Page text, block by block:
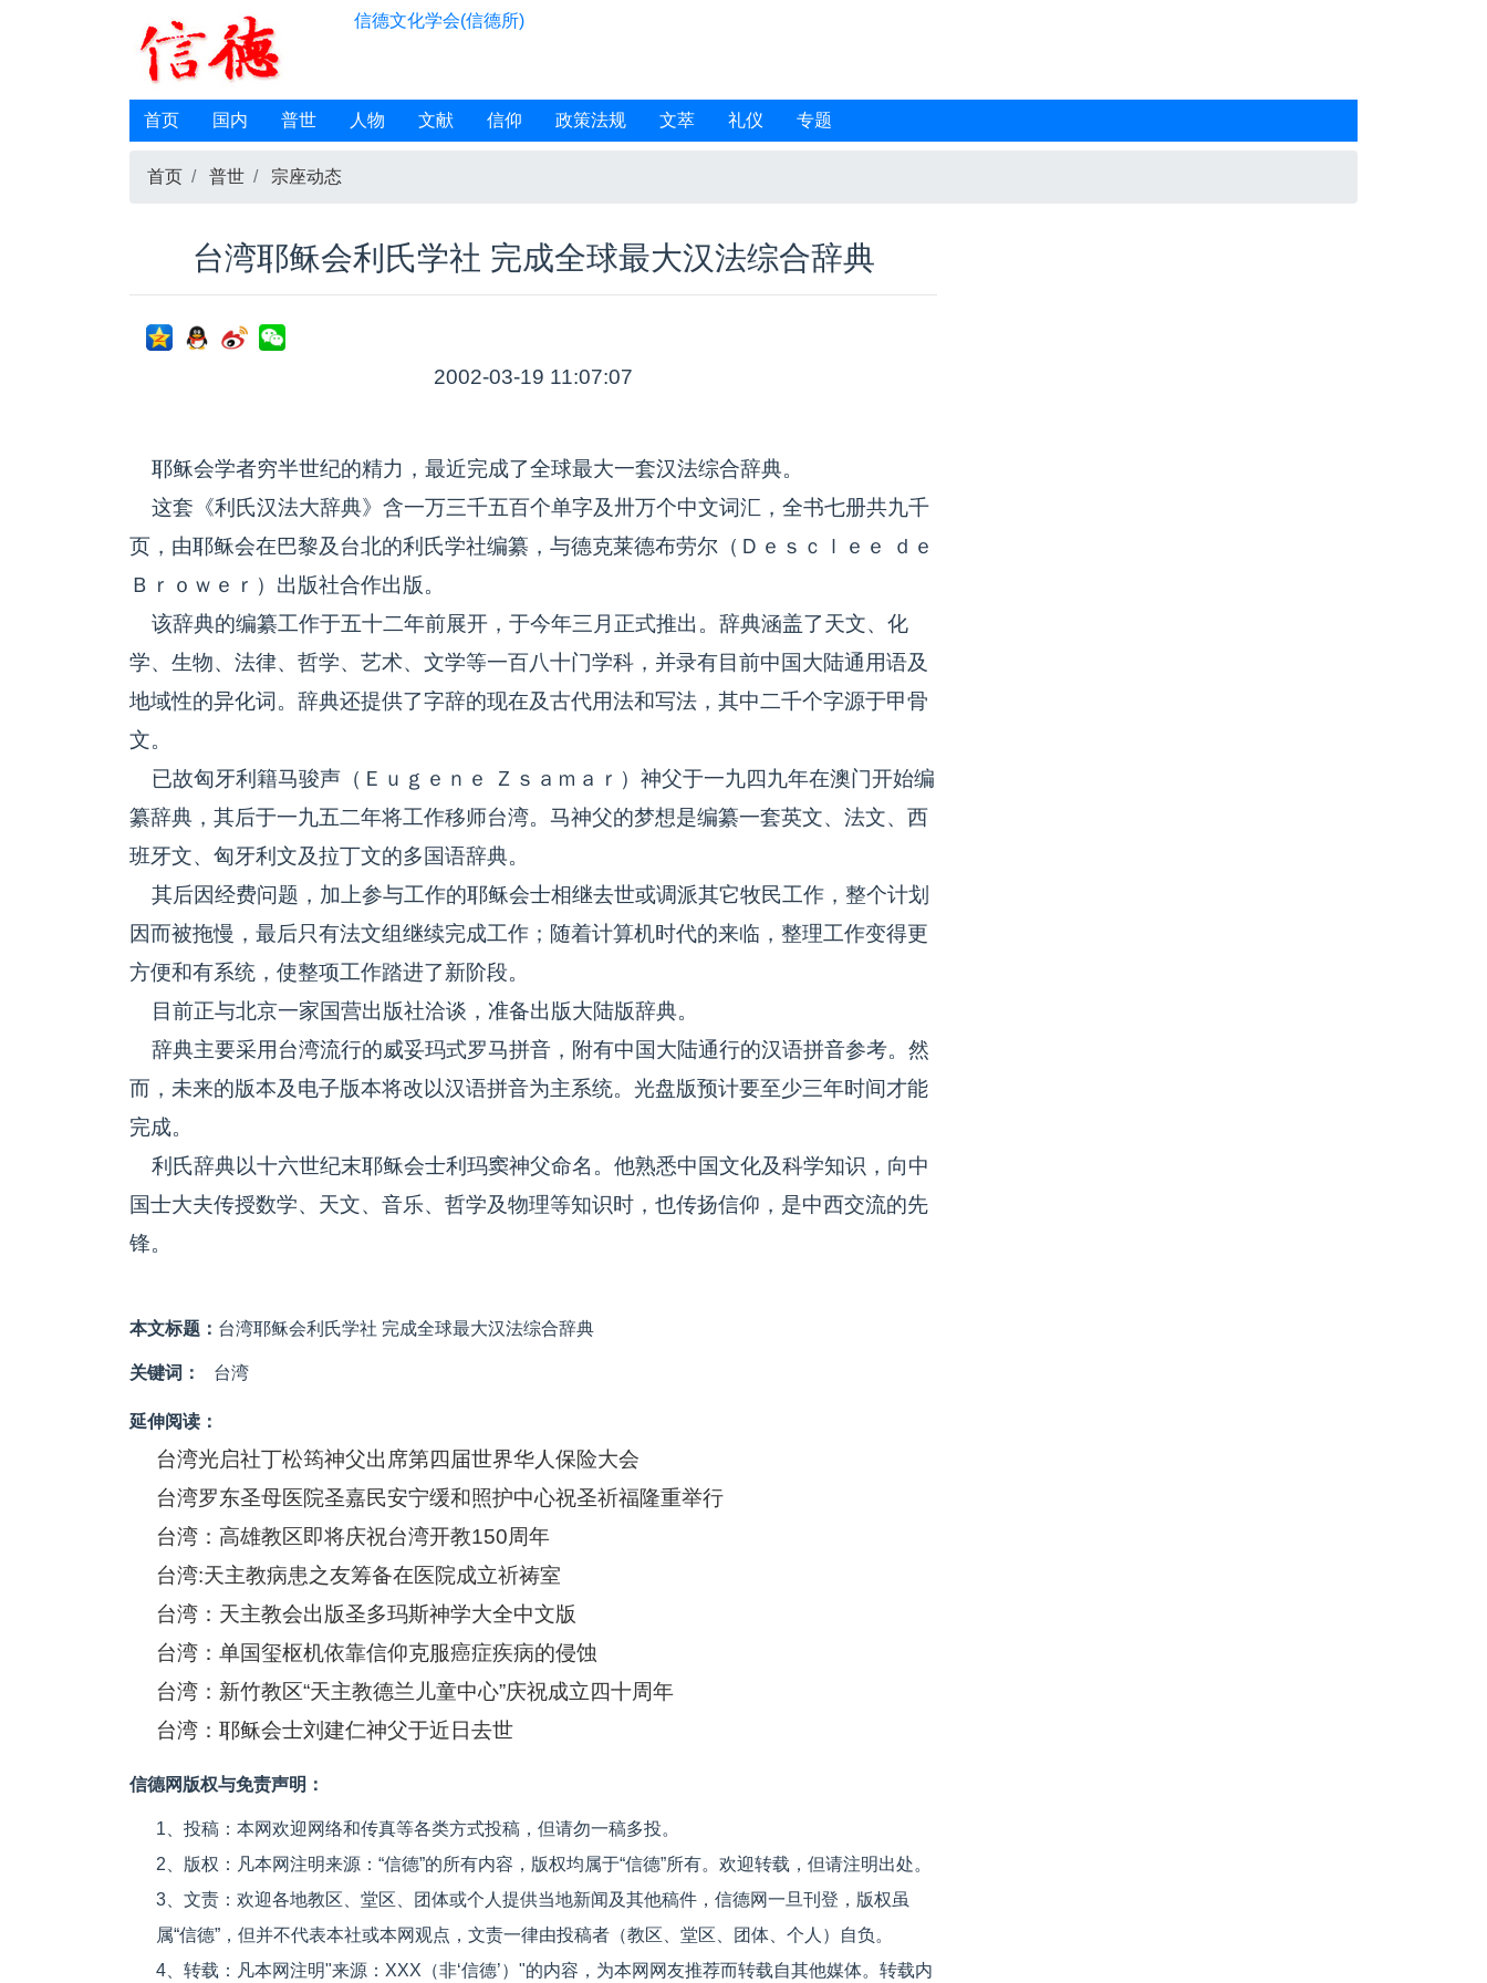
信德文化学会(信德所)
首页 国内 普世 人物 文献 信仰 政策法规 文萃 礼仪 专题
首页 普世 宗座动态
台湾耶稣会利氏学社 完成全球最大汉法综合辞典
2002-03-19 11:07:07
耶稣会学者穷半世纪的精力，最近完成了全球最大一套汉法综合辞典。
这套《利氏汉法大辞典》含一万三千五百个单字及卅万个中文词汇，全书七册共九千
页，由耶稣会在巴黎及台北的利氏学社编纂，与德克莱德布劳尔（Ｄｅｓｃｌｅｅ ｄｅ
Ｂｒｏｗｅｒ）出版社合作出版。
该辞典的编纂工作于五十二年前展开，于今年三月正式推出。辞典涵盖了天文、化
学、生物、法律、哲学、艺术、文学等一百八十门学科，并录有目前中国大陆通用语及
地域性的异化词。辞典还提供了字辞的现在及古代用法和写法，其中二千个字源于甲骨
文。
已故匈牙利籍马骏声（Ｅｕｇｅｎｅ Ｚｓａｍａｒ）神父于一九四九年在澳门开始编
纂辞典，其后于一九五二年将工作移师台湾。马神父的梦想是编纂一套英文、法文、西
班牙文、匈牙利文及拉丁文的多国语辞典。
其后因经费问题，加上参与工作的耶稣会士相继去世或调派其它牧民工作，整个计划
因而被拖慢，最后只有法文组继续完成工作；随着计算机时代的来临，整理工作变得更
方便和有系统，使整项工作踏进了新阶段。
目前正与北京一家国营出版社洽谈，准备出版大陆版辞典。
辞典主要采用台湾流行的威妥玛式罗马拼音，附有中国大陆通行的汉语拼音参考。然
而，未来的版本及电子版本将改以汉语拼音为主系统。光盘版预计要至少三年时间才能
完成。
利氏辞典以十六世纪末耶稣会士利玛窦神父命名。他熟悉中国文化及科学知识，向中
国士大夫传授数学、天文、音乐、哲学及物理等知识时，也传扬信仰，是中西交流的先
锋。
本文标题： 台湾耶稣会利氏学社 完成全球最大汉法综合辞典
关键词： 台湾
延伸阅读：
台湾光启社丁松筠神父出席第四届世界华人保险大会
台湾罗东圣母医院圣嘉民安宁缓和照护中心祝圣祈福隆重举行
台湾：高雄教区即将庆祝台湾开教150周年
台湾:天主教病患之友筹备在医院成立祈祷室
台湾：天主教会出版圣多玛斯神学大全中文版
台湾：单国玺枢机依靠信仰克服癌症疾病的侵蚀
台湾：新竹教区“天主教德兰儿童中心”庆祝成立四十周年
台湾：耶稣会士刘建仁神父于近日去世
信德网版权与免责声明：
1、投稿：本网欢迎网络和传真等各类方式投稿，但请勿一稿多投。
2、版权：凡本网注明来源：“信德”的所有内容，版权均属于“信德”所有。欢迎转载，但请注明出处。
3、文责：欢迎各地教区、堂区、团体或个人提供当地新闻及其他稿件，信德网一旦刊登，版权虽
属“信德”，但并不代表本社或本网观点，文责一律由投稿者（教区、堂区、团体、个人）自负。
4、转载：凡本网注明"来源：XXX（非‘信德’）"的内容，为本网网友推荐而转载自其他媒体。转载内